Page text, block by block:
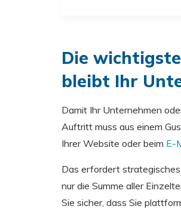
Die
bleibt Ihr
Damit Ihr Unternehmen
Auftritt muss aus einem
Ihrer Website oder beim E-
Das erfordert
nur die Summe aller
Sie sicher, dass Sie